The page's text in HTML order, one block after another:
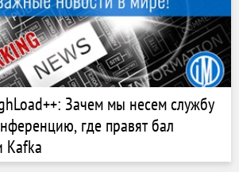
Зачем мы несем службу
где правят бал
Kafka